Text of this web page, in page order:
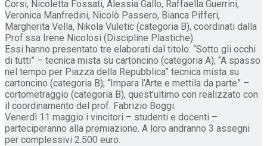
Corsi, Nicoletta Fossati, Alessia Gallo, Raffaella Guerrini,
Veronica Manfredini, Nicolò Passero, Bianca Pifferi,
Margherita Vella, Nikola Vuletic (categoria B), coordinati dalla
Prof.ssa Irene Nicolosi (Discipline Plastiche).
Essi hanno presentato tre elaborati dal titolo: “Sotto gli occhi
di tutti” – tecnica mista su cartoncino (categoria A); “A spasso
nel tempo per Piazza della Repubblica” tecnica mista su
cartoncino (categoria B); “Impara l’Arte e mettila da parte” –
cortometraggio (categoria B), quest’ultimo con realizzato con
il coordinamento del prof. Fabrizio Boggi.
Venerdì 11 maggio i vincitori – studenti e docenti –
parteciperanno alla premiazione. A loro andranno 3 assegni
per complessivi 2.500 euro.